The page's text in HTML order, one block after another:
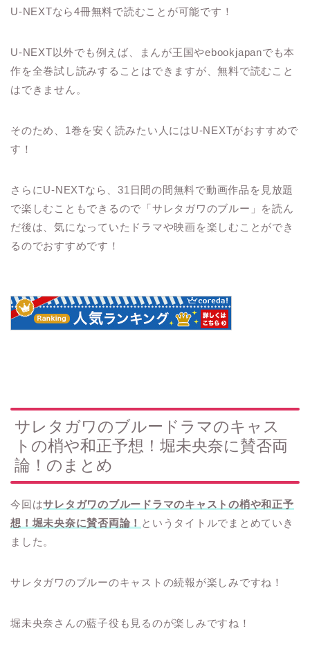
U-NEXTなら4冊無料で読むことが可能です ！
U-NEXT以外でも例えば、まんが王国やebookjapanでも本
作を全巻試し読みすることはできますが、無料で読むこと
はできません。
そのため、1巻を安く読みたい人にはU-NEXTがおすすめで
す！
さらにU-NEXTなら、31日間の間無料で動画作品を見放題
で楽しむ こともできるので「サレタガワのブルー」を読ん
だ後は、気になっていたドラマや映画を楽しむことができ
るのでおすすめです！
サレタガワのブルードラマのキャス
トの梢や和正予想！堀未央奈に賛否両
論！のまとめ
今回はサレタガワのブルードラマのキャストの梢や和正予
想！堀未央奈に賛否両論！ というタイトルでまとめていき
ました。
サレタガワのブルーのキャストの続報が楽しみですね！
堀未央奈さんの藍子役も見るのが楽しみですね！